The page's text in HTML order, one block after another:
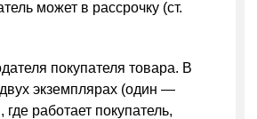
может в рассрочку (ст.
покупателя товара. В
экземплярах (один —
работает покупатель,